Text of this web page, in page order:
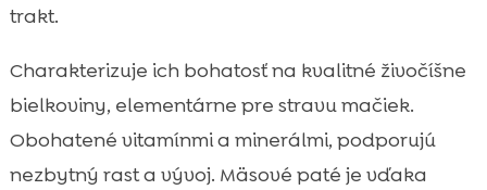
trakt.
Charakterizuje ich bohatosť na kvalitné živočíšne
bielkoviny, elementárne pre stravu mačiek.
Obohatené vitamínmi a minerálmi, podporujú
nezbytný rast a vývoj. Mäsové paté je vďaka